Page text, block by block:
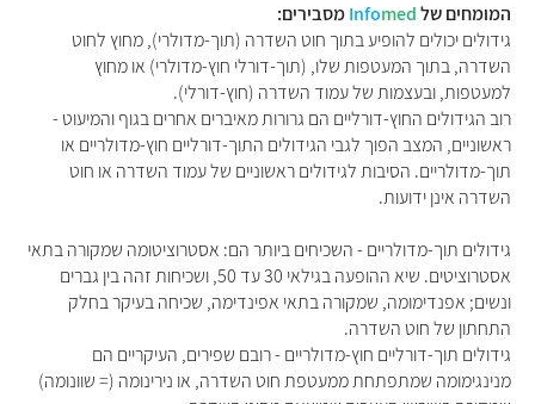
המומחים של Infomed
מסבירים:
גידולים יכולים להופיע בתוך חוט השדרה (תוך-מדולרי), מחוץ לחוט
השדרה, בתוך המעטפות שלו, (תוך-דורלי חוץ-מדולרי) או מחוץ
למעטפות, ובעצמות של עמוד השדרה (חוץ-דורלי).
רוב הגידולים החוץ-דורליים הם גרורות מאיברים אחרים בגוף והמיעוט -
ראשוניים, המצב הפוך לגבי הגידולים התוך-דורליים חוץ-מדולריים או
תוך-מדולריים. הסיבות לגידולים ראשוניים של עמוד השדרה או חוט
השדרה אינן ידועות.
גידולים תוך-מדולריים - השכיחים ביותר הם: אסטרוציטומה שמקורה בתאי
אסטרוציטים. שיא ההופעה בגילאי 30 עד 50, ושכיחות זהה בין גברים
ונשים; אפנדימומה, שמקורה בתאי אפינדימה, שכיחה בעיקר בחלק
התחתון של חוט השדרה.
גידולים תוך-דורליים חוץ-מדולריים - רובם שפירים, העיקריים הם
מנינגימומה שמתפתחת ממעטפת חוט השדרה, או נירינומה (= שוונומה)